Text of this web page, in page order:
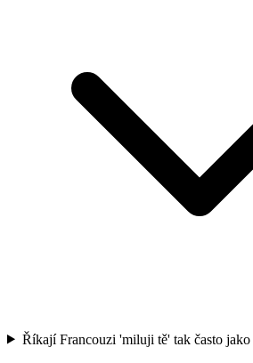
Říkají Francouzi 'miluji tě' tak často jako